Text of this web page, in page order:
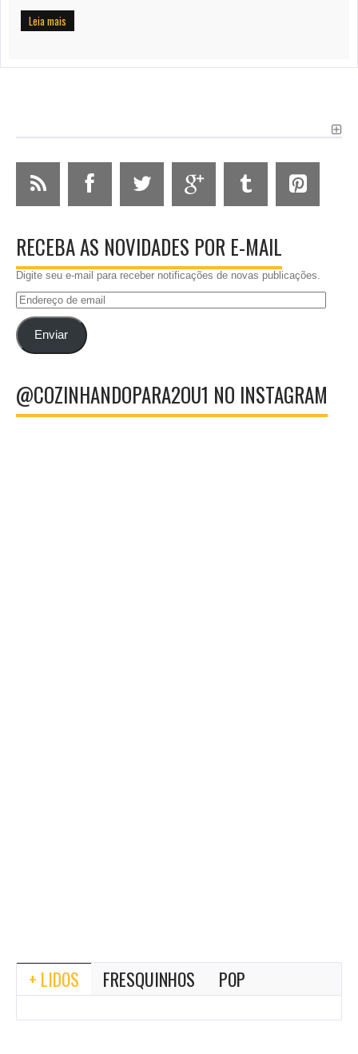
Leia mais
RECEBA AS NOVIDADES POR E-MAIL
Digite seu e-mail para receber notificações de novas publicações.
Endereço
emailEnviar
@COZINHANDOPARA2OU1 NO INSTAGRAM
+ LIDOS FRESQUINHOS POP